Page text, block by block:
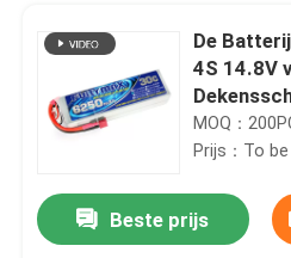
De
4S 14.8V
MOQ：
Prijs：To
Beste prijs